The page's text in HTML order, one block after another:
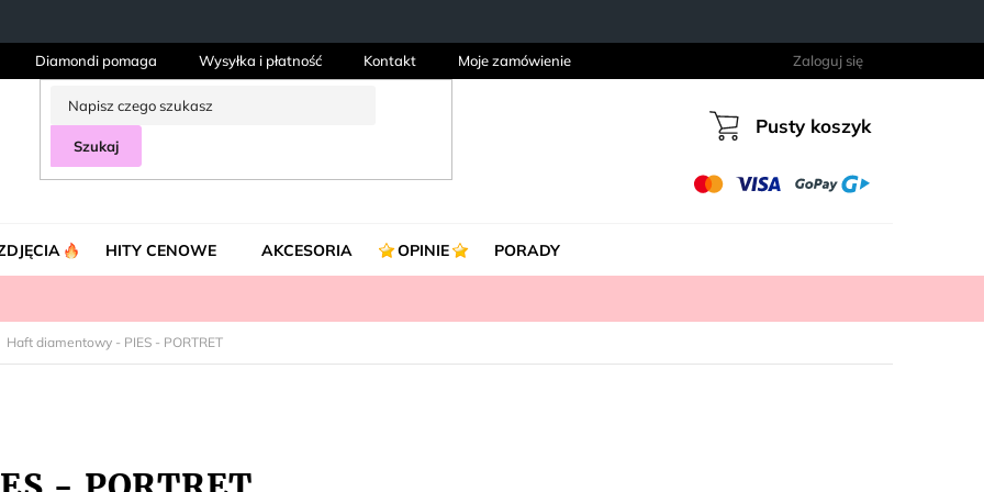
Diamondi pomaga Wysyłka i płatność Kontakt Moje zamówienie Zaloguj się
Szukaj Koszyk
Pusty koszyk
HITY CENOWE AKCESORIA OPINIE PORADY
Haft diamentowy - PIES - PORTRET